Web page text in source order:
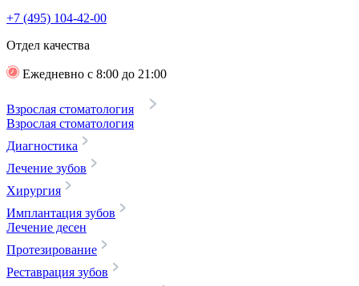
+7 (495) 104-42-00
Отдел качества
Ежедневно с 8:00 до 21:00
Взрослая стоматология
Взрослая стоматология
Диагностика
Лечение зубов
Хирургия
Имплантация зубов
Лечение десен
Протезирование
Реставрация зубов